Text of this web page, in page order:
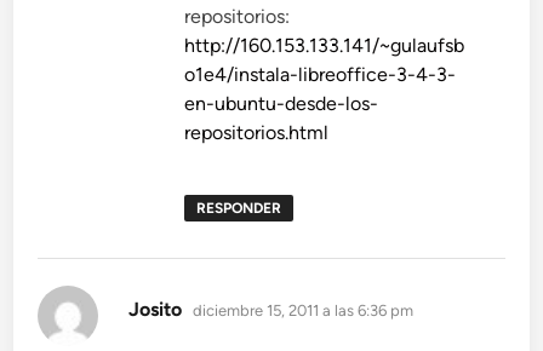
repositorios:
http://160.153.133.141/~gulaufsb
o1e4/instala-libreoffice-3-4-3-
en-ubuntu-desde-los-
repositorios.html
RESPONDER
Josito dice:
diciembre 15, 2011 a las 6:36 pm